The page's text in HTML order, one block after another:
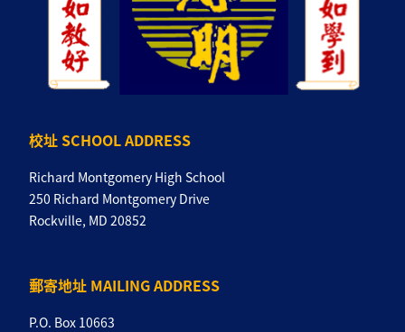
校址 SCHOOL ADDRESS
Richard Montgomery High School
250 Richard Montgomery Drive
Rockville, MD 20852
郵寄地址 MAILING ADDRESS
P.O. Box 10663